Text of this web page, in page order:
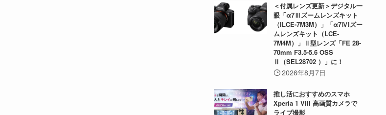
＜付属レンズ更新＞デジタル一
眼「α7Ⅲズームレンズキット
（ILCE-7M3M）」「α7ⅣIズー
ムレンズキット（LCE-
7M4M）」Ⅱ型レンズ「FE 28-
70mm F3.5-5.6 OSS
Ⅱ（SEL28702 ）」に！
2026年8月7日
推し活におすすめのスマホ
Xperia 1 VIII 高画質カメラで
ライブ撮影